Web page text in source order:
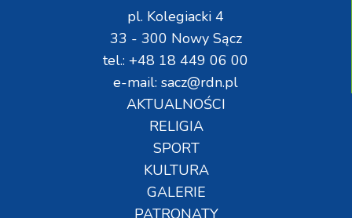
pl. Kolegiacki 4
33 - 300 Nowy Sącz
tel.: +48 18 449 06 00
e-mail: sacz@rdn.pl
AKTUALNOŚCI
RELIGIA
SPORT
KULTURA
GALERIE
PATRONATY